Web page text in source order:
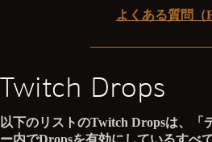
よくある質問（
Twitch Drops
以下のリストのTwitch Dropsは、「
ー内でDropsを有効にしているすべ